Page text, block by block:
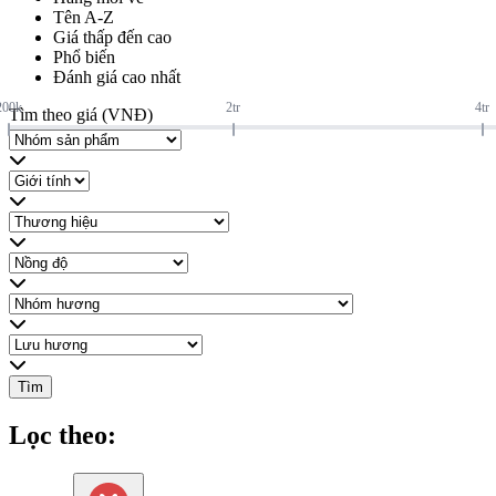
Tên A-Z
Giá thấp đến cao
Phổ biến
Đánh giá cao nhất
Tìm theo giá (VNĐ)
2tr 4tr
Tìm
Lọc theo: